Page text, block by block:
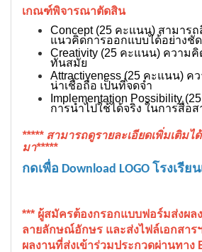
เกณฑ์พิจารณาตัดสิน
Concept (25 คะแนน) สามาร
แนวคิดการออกแบบได้อย่างชั
Creativity (25 คะแนน) ความคิ
ทันสมัย
Attractiveness (25 คะแนน) ค
น่าเชื่อถือ เป็นที่จดจำ
Implementation Possibility
การนำไปใช้ได้จริง ในการสื่อ
***** สามารถดูรายละเอียดเพิ่มเติม
มา*****
กดเพื่อ Download LOGO โรงเรี
*** ผู้สมัครต้องกรอกแบบฟอร์มส่งผล
ลายลักษณ์อักษร และส่งไฟล์เอกสา
ผลงานที่ส่งเข้าร่วมประกวดผ่านทาง